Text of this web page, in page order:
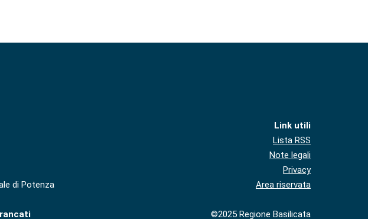
di Potenza
Link utili
Lista RSS
Note legali
Privacy
Area riservata
©2025 Regione Basilicata